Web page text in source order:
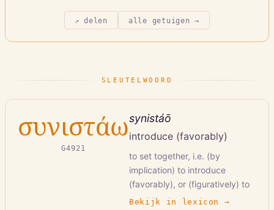
⇗ delen alle getuigen →
SLEUTELWOORD
συνιστάω
G4921
synistáō
introduce (favorably)
to set together, i.e. (by
implication) to introduce
(favorably), or (figuratively) to
exhibit; intransitively, to stand
Bekijk in lexicon →